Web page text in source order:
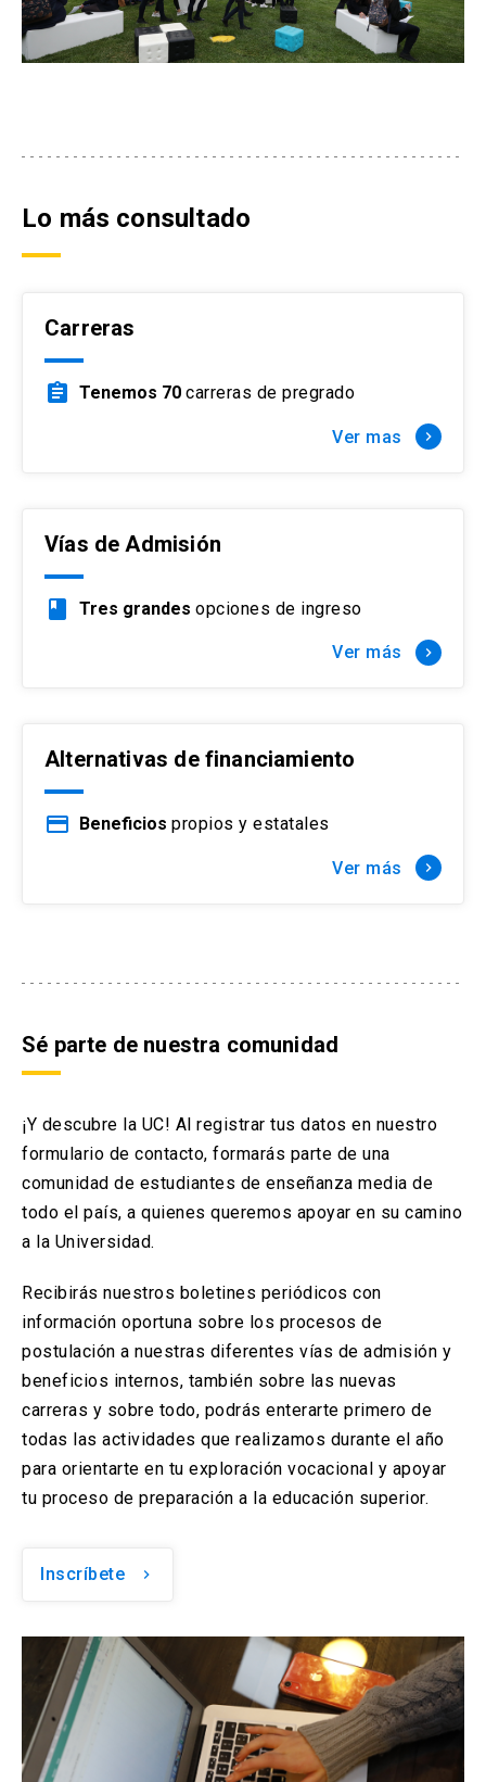
Lo más consultado
Carreras
assignment Tenemos 70 carreras de pregrado
Ver mas keyboard_arrow_right
Vías de Admisión
book Tres grandes opciones de ingreso
Ver más keyboard_arrow_right
Alternativas de financiamiento
payment Beneficios propios y estatales
Ver más keyboard_arrow_right
Sé parte de nuestra comunidad
¡Y descubre la UC! Al registrar tus datos en nuestro
formulario de contacto, formarás parte de una
comunidad de estudiantes de enseñanza media de
todo el país, a quienes queremos apoyar en su camino
a la Universidad.
Recibirás nuestros boletines periódicos con
información oportuna sobre los procesos de
postulación a nuestras diferentes vías de admisión y
beneficios internos, también sobre las nuevas
carreras y sobre todo, podrás enterarte primero de
todas las actividades que realizamos durante el año
para orientarte en tu exploración vocacional y apoyar
tu proceso de preparación a la educación superior.
Inscríbete keyboard_arrow_right